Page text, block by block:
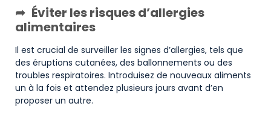
Éviter les risques d’allergies
alimentaires
Il est crucial de surveiller les signes d’allergies, tels que
des éruptions cutanées, des ballonnements ou des
troubles respiratoires. Introduisez de nouveaux aliments
un à la fois et attendez plusieurs jours avant d’en
proposer un autre.